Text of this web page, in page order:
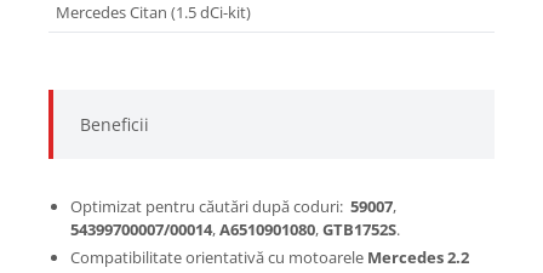
Mercedes Citan (1.5 dCi-kit)
Beneficii
Optimizat pentru căutări după coduri: 59007,
54399700007/00014,A6510901080,GTB1752S.
Compatibilitate orientativă cu motoarele Mercedes 2.2